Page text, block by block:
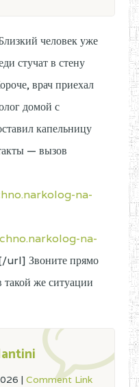
человек уже
стучат в стену
врач приехал
домой с
капельницу
— вызов
na-
na-
url] Звоните прямо
такой же ситуации
| Comment Link